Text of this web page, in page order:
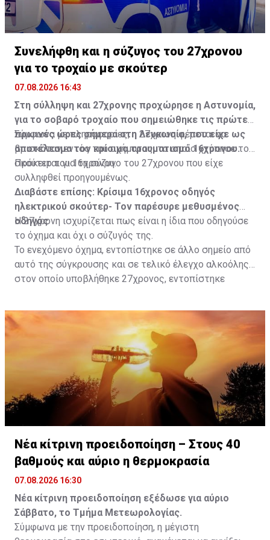
Συνελήφθη και η σύζυγος του 27χρονου
για το τροχαίο με σκούτερ
07.08.2026 16:43
Στη σύλληψη και 27χρονης προχώρησε η Αστυνομία,
για το σοβαρό τροχαίο που σημειώθηκε τις πρώτες
πρωινές ώρες σήμερα στη Λευκωσία, που είχε ως
αποτέλεσμα τον κρίσιμο τραυματισμό 16χρονου.
Σύμφωνα με πληροφορίες, η 27χρονη φέρεται να
βρισκόταν εντός του οχήματος, το οποίο χτύπησε το
σκούτερ του 16χρονου.
Πρόκειται για τη σύζυγο του 27χρονου που είχε
συλληφθεί προηγουμένως.
Διαβάστε επίσης: Κρίσιμα 16χρονος οδηγός
ηλεκτρικού σκούτερ- Τον παρέσυρε μεθυσμένος
οδηγός
Η 27χρονη ισχυρίζεται πως είναι η ίδια που οδηγούσε
το όχημα και όχι ο σύζυγός της.
Το ενεχόμενο όχημα, εντοπίστηκε σε άλλο σημείο από
αυτό της σύγκρουσης και σε τελικό έλεγχο αλκοόλης
στον οποίο υποβλήθηκε 27χρονος, εντοπίστηκε
είναι το ανώτατο από τον Νόμο όριο και συνελήφθη
για αυτόφωρο αδίκημα.
Νέα κίτρινη προειδοποίηση – Στους 40
βαθμούς και αύριο η θερμοκρασία
07.08.2026 16:30
Νέα κίτρινη προειδοποίηση εξέδωσε για αύριο
Σάββατο, το Τμήμα Μετεωρολογίας.
Σύμφωνα με την προειδοποίηση, η μέγιστη